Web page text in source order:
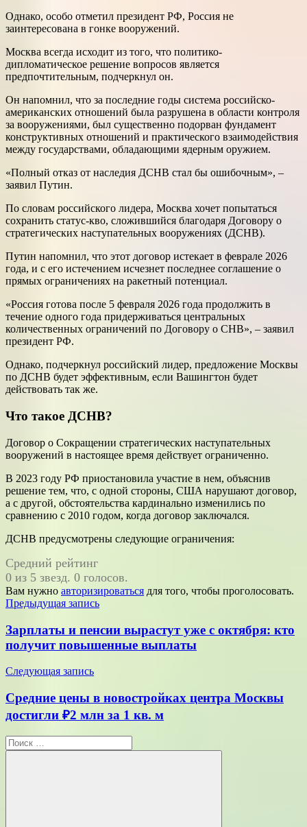
Однако, особо отметил президент РФ, Россия не
заинтересована в гонке вооружений.
Москва всегда исходит из того, что политико-
дипломатическое решение вопросов является
предпочтительным, подчеркнул он.
Он напомнил, что за последние годы система российско-
американских отношений была разрушена в области контроля
за вооружениями, был существенно подорван фундамент
конструктивных отношений и практического взаимодействия
между государствами, обладающими ядерным оружием.
«Полный отказ от наследия ДСНВ стал бы ошибочным», –
заявил Путин.
По словам российского лидера, Москва хочет попытаться
сохранить статус-кво, сложившийся благодаря Договору о
стратегических наступательных вооружениях (ДСНВ).
Путин напомнил, что этот договор истекает в феврале 2026
года, и с его истечением исчезнет последнее соглашение о
прямых ограничениях на ракетный потенциал.
«Россия готова после 5 февраля 2026 года продолжить в
течение одного года придерживаться центральных
количественных ограничений по Договору о СНВ», – заявил
президент РФ.
Однако, подчеркнул российский лидер, предложение Москвы
по ДСНВ будет эффективным, если Вашингтон будет
действовать так же.
Что такое ДСНВ?
Договор о Сокращении стратегических наступательных
вооружений в настоящее время действует ограниченно.
В 2023 году РФ приостановила участие в нем, объяснив
решение тем, что, с одной стороны, США нарушают договор,
а с другой, обстоятельства кардинально изменились по
сравнению с 2010 годом, когда договор заключался.
ДСНВ предусмотрены следующие ограничения:
Средний рейтинг
0 из 5 звезд. 0 голосов.
Вам нужно авторизироваться для того, чтобы проголосовать.
Навигация
по
записям
Предыдущая запись
Зарплаты и пенсии вырастут уже с октября: кто
получит повышенные выплаты
Следующая запись
Средние цены в новостройках центра Москвы
достигли ₽2 млн за 1 кв. м
Поиск
для: